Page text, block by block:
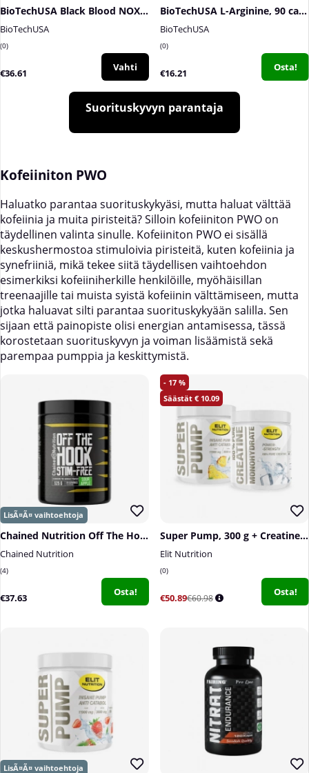
BioTechUSA Black Blood NOX+, 330 g
BioTechUSA
0
€36.61 Vahti
BioTechUSA L-Arginine, 90 caps
BioTechUSA
0
€16.21 Osta!
Suorituskyvyn parantaja
Kofeiiniton PWO
Haluatko parantaa suorituskykyäsi, mutta haluat välttää
kofeiinia ja muita piristeitä? Silloin kofeiiniton PWO on
täydellinen valinta sinulle. Kofeiiniton PWO ei sisällä
keskushermostoa stimuloivia piristeitä, kuten kofeiinia ja
synefriiniä, mikä tekee siitä täydellisen vaihtoehdon
esimerkiksi kofeiiniherkille henkilöille, myöhäisillan
treenaajille tai muista syistä kofeiinin välttämiseen, mutta
jotka haluavat silti parantaa suorituskykyään salilla. Sen
sijaan että painopiste olisi energian antamisessa, tässä
korostetaan suorituskyvyn ja voiman lisäämistä sekä
parempaa pumppia ja keskittymistä.
Chained Nutrition Off The Hook Stim Free, 525 g
Chained Nutrition
4
€37.63 Osta!
17
10.09
Super Pump, 300 g + Creatine Monohydrate, 300 g
Elit Nutrition
0
€50.89€60.98
Osta!